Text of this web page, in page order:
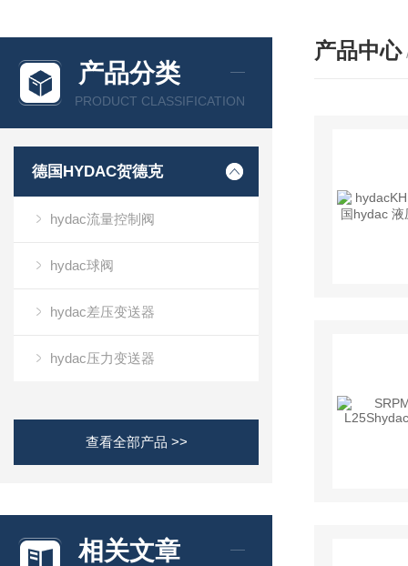
产品分类
PRODUCT CLASSIFICATION
德国HYDAC贺德克
hydac流量控制阀
hydac球阀
hydac差压变送器
hydac压力变送器
查看全部产品 >>
相关文章
产品中心